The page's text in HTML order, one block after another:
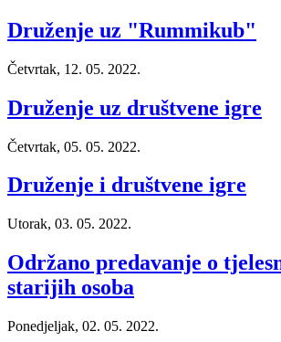
Druženje uz "Rummikub"
Četvrtak, 12. 05. 2022.
Druženje uz društvene igre
Četvrtak, 05. 05. 2022.
Druženje i društvene igre
Utorak, 03. 05. 2022.
Održano predavanje o
starijih osoba
Ponedjeljak, 02. 05. 2022.